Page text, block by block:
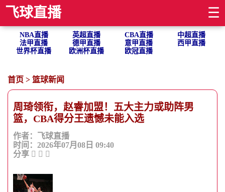
飞球直播 ☰
NBA直播 英超直播 CBA直播
中超直播
法甲直播
德甲直播 意甲直播
西甲直播
世界杯直播
欧洲杯直播 欧冠直播
首页 > 篮球新闻
周琦领衔，赵睿加盟！五大主力或助阵男
篮，CBA得分王遗憾未能入选
作者：飞球直播
时间：2026年07月08日 09:40
分享